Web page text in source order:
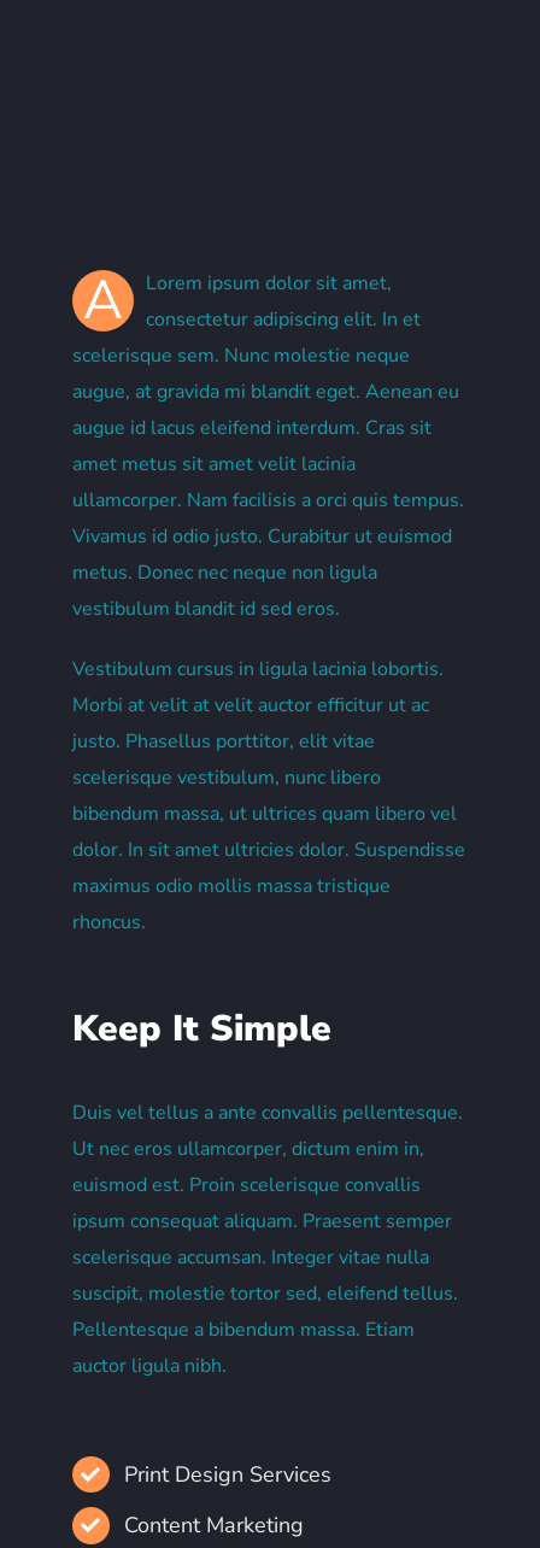
A
Lorem ipsum dolor sit amet,
consectetur adipiscing elit. In et
scelerisque sem. Nunc molestie neque
augue, at gravida mi blandit eget. Aenean eu
augue id lacus eleifend interdum. Cras sit
amet metus sit amet velit lacinia
ullamcorper. Nam facilisis a orci quis tempus.
Vivamus id odio justo. Curabitur ut euismod
metus. Donec nec neque non ligula
vestibulum blandit id sed eros.
Vestibulum cursus in ligula lacinia lobortis.
Morbi at velit at velit auctor efficitur ut ac
justo. Phasellus porttitor, elit vitae
scelerisque vestibulum, nunc libero
bibendum massa, ut ultrices quam libero vel
dolor. In sit amet ultricies dolor. Suspendisse
maximus odio mollis massa tristique
rhoncus.
Keep It Simple
Duis vel tellus a ante convallis pellentesque.
Ut nec eros ullamcorper, dictum enim in,
euismod est. Proin scelerisque convallis
ipsum consequat aliquam. Praesent semper
scelerisque accumsan. Integer vitae nulla
suscipit, molestie tortor sed, eleifend tellus.
Pellentesque a bibendum massa. Etiam
auctor ligula nibh.
Print Design Services
Content Marketing